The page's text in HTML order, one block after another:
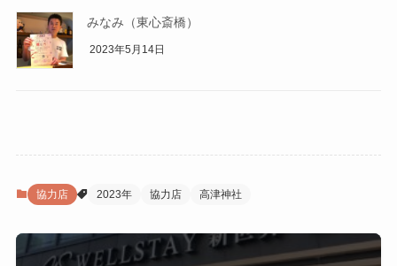
みなみ（東心斎橋）
2023年5月14日
協力店 2023年 協力店 高津神社